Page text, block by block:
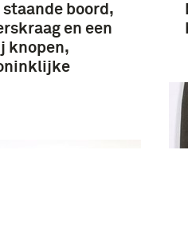
boord,
en een
knopen,